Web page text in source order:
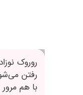
روروک
رفتن
با هم